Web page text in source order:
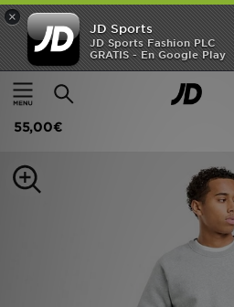
×
JD Sports
JD Sports Fashion PLC
GRATIS - En Google Play
Página principal
Hombre Ropa de
adidas Originals Sudadera con
55,00€
Hombre
Mujer
Estilo